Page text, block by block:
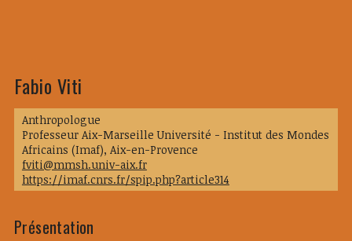
Fabio Viti
Anthropologue
Professeur Aix-Marseille Université - Institut des Mondes
Africains (Imaf), Aix-en-Provence
fviti@mmsh.univ-aix.fr
https://imaf.cnrs.fr/spip.php?article314
Présentation